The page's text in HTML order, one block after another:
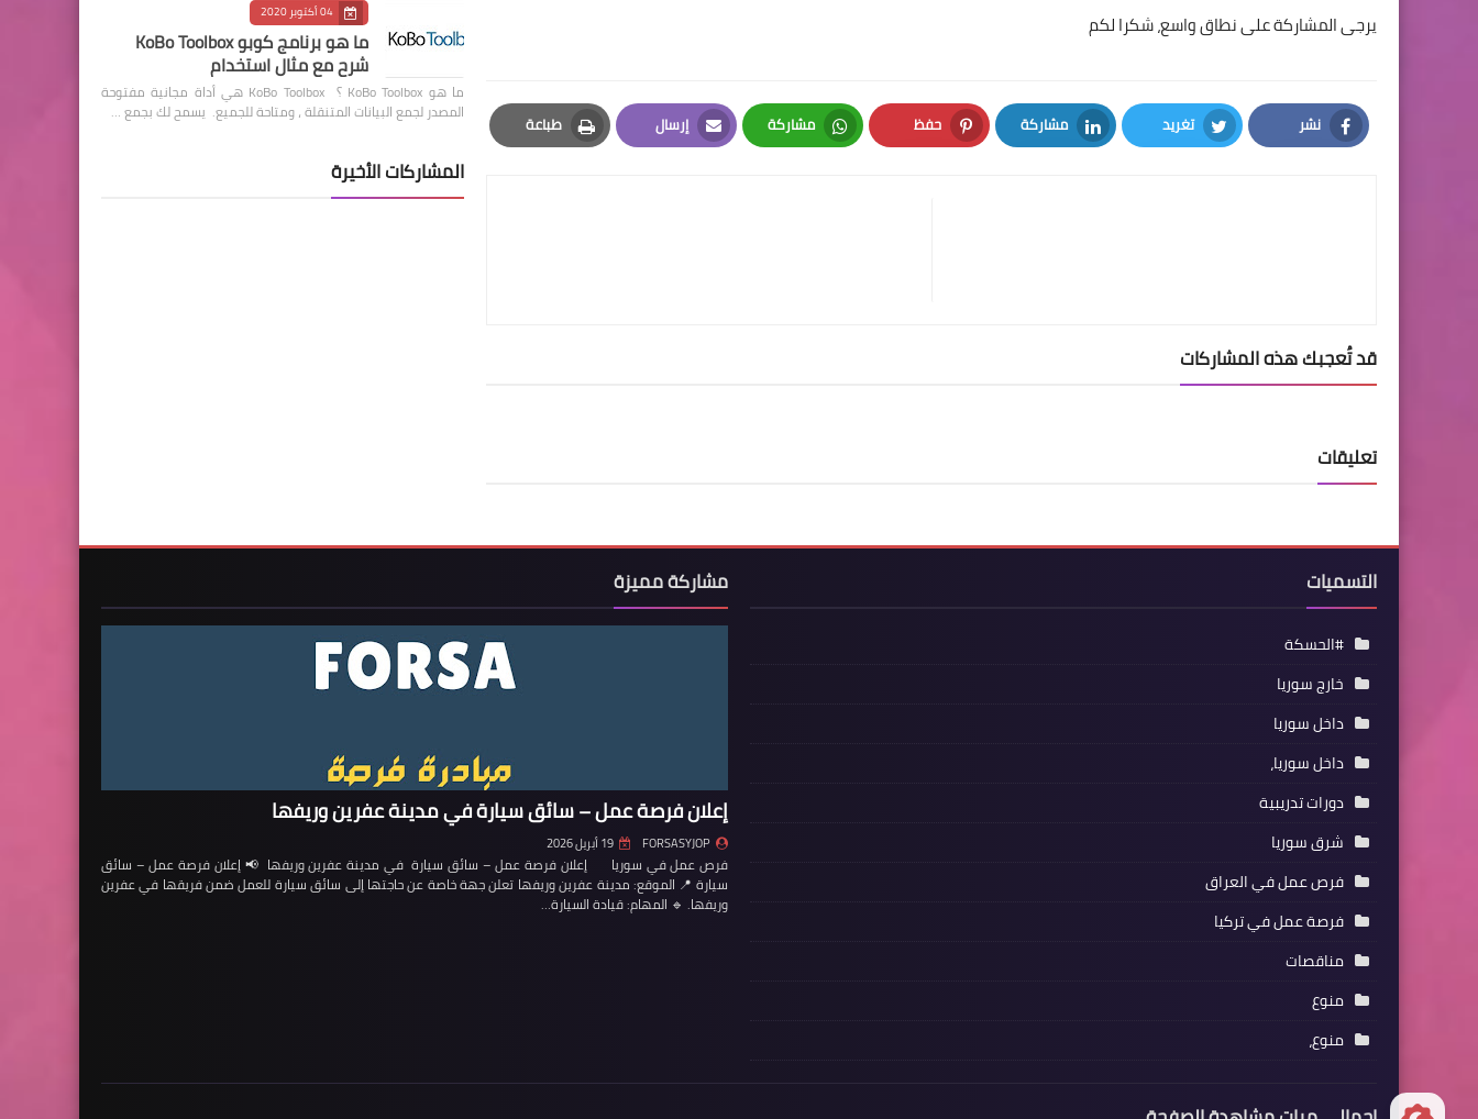
يرجى المشاركة على نطاق واسع، شكرا لكم
نشر
Facebook
تغريد
Twitter
مشاركة
LinkedIn
حفظ
Pinterest
مشاركة
Whatsapp
إرسال
Email
طباعة
Print
قد تُعجبك هذه المشاركات
تعليقات
04 أكتوبر 2020
ما هو برنامج كوبو KoBo Toolbox
شرح مع مثال استخدام
ما هو KoBo Toolbox ؟ KoBo Toolbox هي أداة مجانية مفتوحة
المصدر لجمع البيانات المتنقلة ، ومتاحة للجميع. يسمح لك بجمع …
المشاركات الأخيرة
التسميات
#الحسكة
خارج سوريا
داخل سوريا
داخل سوريا،
دورات تدريبية
شرق سوريا
فرص عمل في العراق
فرصة عمل في تركيا
مناقصات
منوع
منوع،
مشاركة مميزة
إعلان فرصة عمل – سائق سيارة في مدينة عفرين وريفها
FORSASYJOP 19 أبريل 2026
فرص عمل في سوريا إعلان فرصة عمل – سائق سيارة في مدينة عفرين وريفها 📢 إعلان فرصة عمل – سائق
سيارة 📍 الموقع: مدينة عفرين وريفها تعلن جهة خاصة عن حاجتها إلى سائق سيارة للعمل ضمن فريقها في عفرين
وريفها. 🔹 المهام: قيادة السيارة…